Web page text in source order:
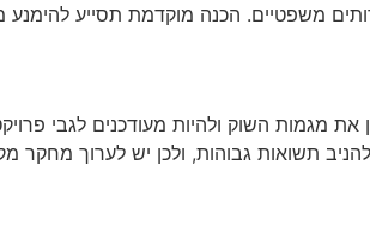
משפטיים. הכנה מוקדמת תסייע
מגמות השוק ולהיות מעודכנים לגבי
תשואות גבוהות, ולכן יש לערוך